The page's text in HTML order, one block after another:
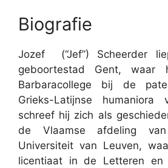
Biografie
Jozef (“Jef”) Scheerder
geboortestad Gent,
Barbaracollege bij de
Grieks-Latijnse
schreef hij zich als
de Vlaamse afdeling
Universiteit van Leuven,
licentiaat in de Letteren en